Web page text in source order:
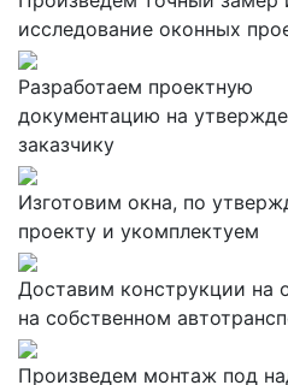
исследование оконных
Разработаем проектную
документацию на
заказчику
Изготовим окна, по
проекту и укомплектуем
Доставим конструкции на
на собственном
Произведем монтаж под